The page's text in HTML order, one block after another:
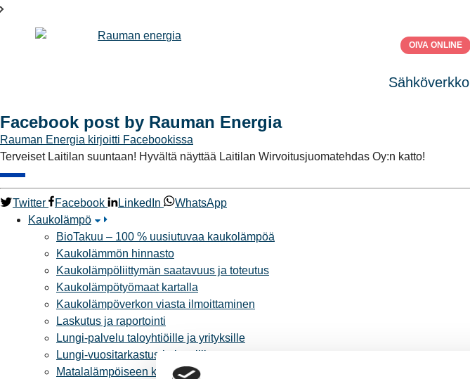
OIVA ONLINE
Sähköverkko
Facebook post by Rauman Energia
Rauman Energia kirjoitti Facebookissa
Terveiset Laitilan suuntaan! Hyvältä näyttää Laitilan Wirvoitusjuomatehdas Oy:n katto!
Twitter Facebook LinkedIn
WhatsApp
Kaukolämpö
BioTakuu – 100 % uusiutuvaa kaukolämpöä
Kaukolämmön hinnasto
Kaukolämpöliittymän saatavuus ja toteutus
Kaukolämpötyömaat kartalla
Kaukolämpöverkon viasta ilmoittaminen
Laskutus ja raportointi
Lungi-palvelu taloyhtiöille ja yrityksille
Lungi-vuositarkastus kuluttajille
Matalalämpöiseen kaukolämpöön siirtyminen